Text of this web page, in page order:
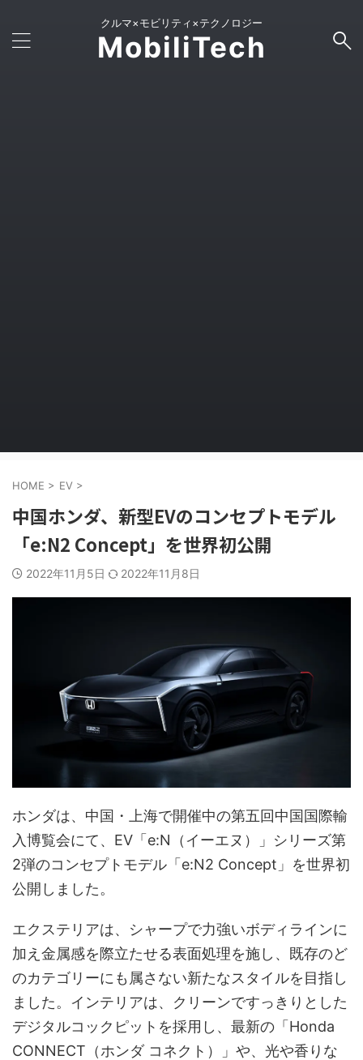
クルマ×モビリティ×テクノロジー
MobiliTech
HOME > EV >
中国ホンダ、新型EVのコンセプトモデル
「e:N2 Concept」を世界初公開
2022年11月5日 2022年11月8日
ホンダは、中国・上海で開催中の第五回中国国際輸
入博覧会にて、EV「e:N（イーエヌ）」シリーズ第
2弾のコンセプトモデル「e:N2 Concept」を世界初
公開しました。
エクステリアは、シャープで力強いボディラインに
加え金属感を際立たせる表面処理を施し、既存のど
のカテゴリーにも属さない新たなスタイルを目指し
ました。インテリアは、クリーンですっきりとした
デジタルコックピットを採用し、最新の「Honda
CONNECT（ホンダ コネクト）」や、光や香りな